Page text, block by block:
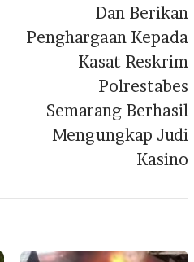
Dan Berikan
Penghargaan Kepada
Kasat Reskrim
Polrestabes
Semarang Berhasil
Mengungkap Judi
Kasino